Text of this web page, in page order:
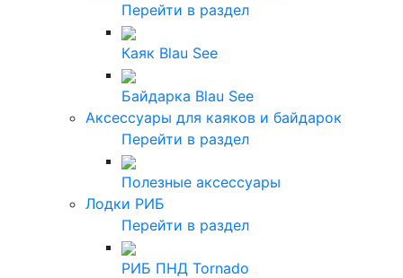
Перейти в раздел
Каяк Blau See
Байдарка Blau See
Аксессуары для каяков и байдарок
Перейти в раздел
Полезные аксессуары
Лодки РИБ
Перейти в раздел
РИБ ПНД Tornado